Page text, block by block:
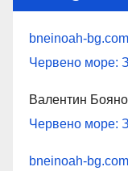
bneinoah-bg.com
Червено море:
Валентин
Червено море:
bneinoah-bg.com